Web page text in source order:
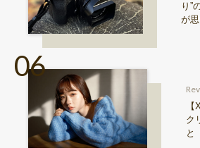
り”
が
ク
と